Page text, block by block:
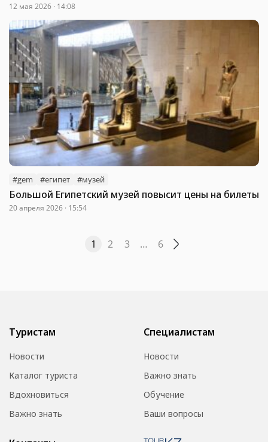
12 мая 2026 · 14:08
#gem #египет #музей
Большой Египетский музей повысит цены на билеты
20 апреля 2026 · 15:54
1 2 3 … 6
Туристам
Новости
Каталог туриста
Вдохновиться
Важно знать
Специалистам
Новости
Важно знать
Обучение
Ваши вопросы